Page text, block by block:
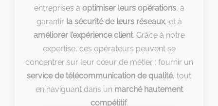
entreprises à optimiser leurs opérations, à
garantir la sécurité de leurs réseaux, et à
améliorer l’expérience client. Grâce à notre
expertise, ces opérateurs peuvent se
concentrer sur leur cœur de métier : fournir un
service de télécommunication de qualité, tout
en naviguant dans un marché hautement
compétitif.